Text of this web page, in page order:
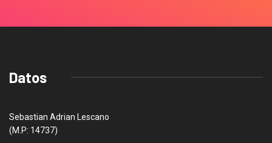
Datos
Sebastian Adrian Lescano
(M.P: 14737)